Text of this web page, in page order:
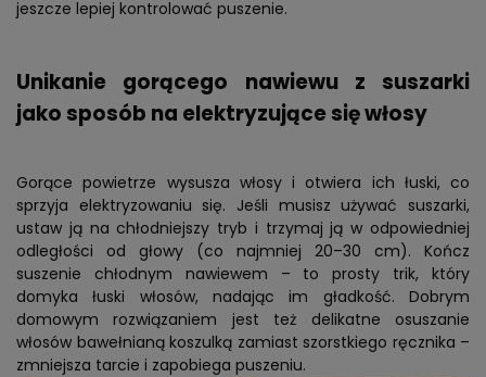
jeszcze lepiej kontrolować puszenie.
Unikanie gorącego nawiewu z suszarki
jako sposób na elektryzujące się włosy
Gorące powietrze wysusza włosy i otwiera ich łuski, co
sprzyja elektryzowaniu się. Jeśli musisz używać suszarki,
ustaw ją na chłodniejszy tryb i trzymaj ją w odpowiedniej
odległości od głowy (co najmniej 20–30 cm). Kończ
suszenie chłodnym nawiewem – to prosty trik, który
domyka łuski włosów, nadając im gładkość. Dobrym
domowym rozwiązaniem jest też delikatne osuszanie
włosów bawełnianą koszulką zamiast szorstkiego ręcznika –
zmniejsza tarcie i zapobiega puszeniu.